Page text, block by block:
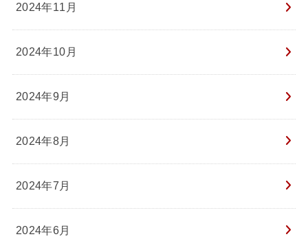
2024年11月
2024年10月
2024年9月
2024年8月
2024年7月
2024年6月